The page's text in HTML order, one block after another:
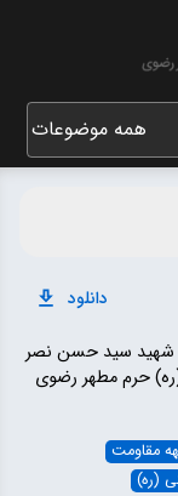
همه موضوعات
دانلود
شهید سید حسن نصر
حرم مطهر رضوی
مقاومت
(ره)